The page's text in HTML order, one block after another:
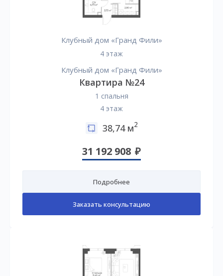
Клубный дом «Гранд Фили»
4 этаж
Клубный дом «Гранд Фили»
Квартира №24
1 спальня
4 этаж
38,74 м2
31 192 908
Подробнее
Заказать консультацию